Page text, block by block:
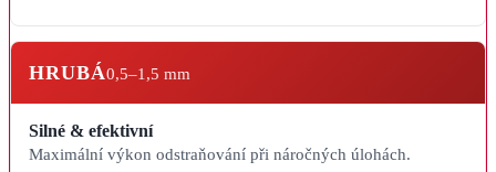
HRUBÁ0,5–1,5 mm
Silné & efektivní
Maximální výkon odstraňování při náročných úlohách.